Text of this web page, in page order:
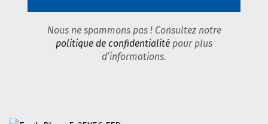
Nous ne spammons pas ! Consultez notre
politique de confidentialité pour plus
d’informations.